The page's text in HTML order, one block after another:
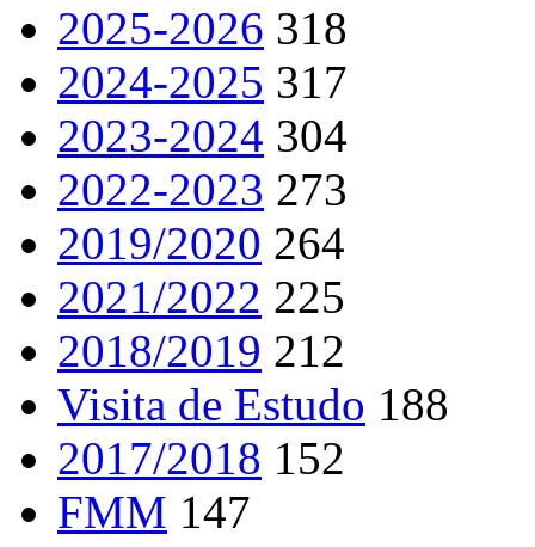
2025-2026 318
2024-2025 317
2023-2024 304
2022-2023 273
2019/2020 264
2021/2022 225
2018/2019 212
Visita de Estudo 188
2017/2018 152
FMM 147